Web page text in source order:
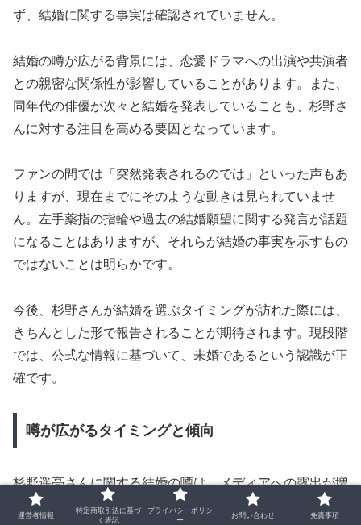
ず、結婚に関する事実は確認されていません。
結婚の噂が広がる背景には、恋愛ドラマへの出演や共演者
との親密な関係性が影響していることがあります。また、
同年代の俳優が次々と結婚を発表していることも、杉野さ
んに対する注目を高める要因となっています。
ファンの間では「突然発表されるのでは」といった声もあ
りますが、現在までにそのような動きは見られていませ
ん。左手薬指の指輪や過去の結婚願望に関する発言が話題
になることはありますが、それらが結婚の事実を示すもの
ではないことは明らかです。
今後、杉野さんが結婚を選ぶタイミングが訪れた際には、
きちんとした形で報告されることが期待されます。現段階
では、公式な情報に基づいて、未婚であるという認識が正
確です。
噂が広がるタイミングと傾向
杉野遥亮さんに関する結婚の噂は、メディアへの露出が増
えるタイミングで特に広まりやすくなります。新ドラマの
運営者情報
特定商取引法に基づ
く表記
プライバシーポリシ
ー
お問い合わせ 免責事項